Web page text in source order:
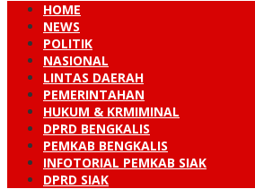
HOME
NEWS
POLITIK
NASIONAL
LINTAS DAERAH
PEMERINTAHAN
HUKUM & KRMIMINAL
DPRD BENGKALIS
PEMKAB BENGKALIS
INFOTORIAL PEMKAB SIAK
DPRD SIAK